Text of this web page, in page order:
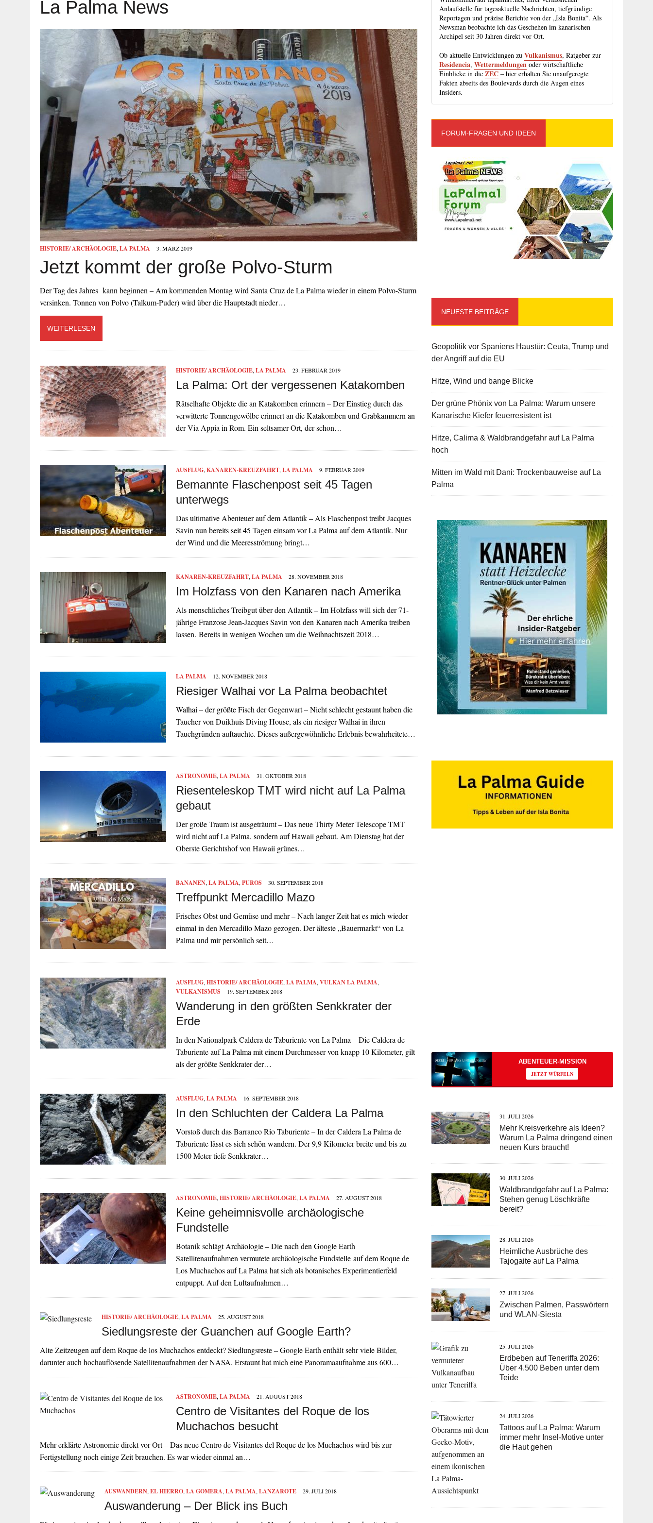
La Palma News
HISTORIE/ ARCHÄOLOGIE, LA PALMA 3. MÄRZ 2019
Jetzt kommt der große Polvo-Sturm
Der Tag des Jahres kann beginnen – Am kommenden Montag wird Santa Cruz de La Palma wieder in einem Polvo-Sturm
versinken. Tonnen von Polvo (Talkum-Puder) wird über die Hauptstadt nieder…
WEITERLESEN
HISTORIE/ ARCHÄOLOGIE, LA PALMA 23. FEBRUAR 2019
La Palma: Ort der vergessenen Katakomben
Rätselhafte Objekte die an Katakomben erinnern – Der Einstieg durch das
verwitterte Tonnengewölbe erinnert an die Katakomben und Grabkammern an
der Via Appia in Rom. Ein seltsamer Ort, der schon…
AUSFLUG, KANAREN-KREUZFAHRT, LA PALMA 9. FEBRUAR 2019
Bemannte Flaschenpost seit 45 Tagen
unterwegs
Das ultimative Abenteuer auf dem Atlantik – Als Flaschenpost treibt Jacques
Savin nun bereits seit 45 Tagen einsam vor La Palma auf dem Atlantik. Nur
der Wind und die Meeresströmung bringt…
KANAREN-KREUZFAHRT, LA PALMA 28. NOVEMBER 2018
Im Holzfass von den Kanaren nach Amerika
Als menschliches Treibgut über den Atlantik – Im Holzfass will sich der 71-
jährige Franzose Jean-Jacques Savin von den Kanaren nach Amerika treiben
lassen. Bereits in wenigen Wochen um die Weihnachtszeit 2018…
LA PALMA 12. NOVEMBER 2018
Riesiger Walhai vor La Palma beobachtet
Walhai – der größte Fisch der Gegenwart – Nicht schlecht gestaunt haben die
Taucher von Duikhuis Diving House, als ein riesiger Walhai in ihren
Tauchgründen auftauchte. Dieses außergewöhnliche Erlebnis bewahrheitete…
ASTRONOMIE, LA PALMA 31. OKTOBER 2018
Riesenteleskop TMT wird nicht auf La Palma
gebaut
Der große Traum ist ausgeträumt – Das neue Thirty Meter Telescope TMT
wird nicht auf La Palma, sondern auf Hawaii gebaut. Am Dienstag hat der
Oberste Gerichtshof von Hawaii grünes…
BANANEN, LA PALMA, PUROS 30. SEPTEMBER 2018
Treffpunkt Mercadillo Mazo
Frisches Obst und Gemüse und mehr – Nach langer Zeit hat es mich wieder
einmal in den Mercadillo Mazo gezogen. Der älteste „Bauermarkt“ von La
Palma und mir persönlich seit…
AUSFLUG, HISTORIE/ ARCHÄOLOGIE, LA PALMA, VULKAN LA PALMA,
VULKANISMUS 19. SEPTEMBER 2018
Wanderung in den größten Senkkrater der
Erde
In den Nationalpark Caldera de Taburiente von La Palma – Die Caldera de
Taburiente auf La Palma mit einem Durchmesser von knapp 10 Kilometer, gilt
als der größte Senkkrater der…
AUSFLUG, LA PALMA 16. SEPTEMBER 2018
In den Schluchten der Caldera La Palma
Vorstoß durch das Barranco Rio Taburiente – In der Caldera La Palma de
Taburiente lässt es sich schön wandern. Der 9,9 Kilometer breite und bis zu
1500 Meter tiefe Senkkrater…
ASTRONOMIE, HISTORIE/ ARCHÄOLOGIE, LA PALMA 27. AUGUST 2018
Keine geheimnisvolle archäologische
Fundstelle
Botanik schlägt Archäologie – Die nach den Google Earth
Satellitenaufnahmen vermutete archäologische Fundstelle auf dem Roque de
Los Muchachos auf La Palma hat sich als botanisches Experimentierfeld
entpuppt. Auf den Luftaufnahmen…
HISTORIE/ ARCHÄOLOGIE, LA PALMA 25. AUGUST 2018
Siedlungsreste der Guanchen auf Google Earth?
Alte Zeitzeugen auf dem Roque de los Muchachos entdeckt? Siedlungsreste – Google Earth enthält sehr viele Bilder,
darunter auch hochauflösende Satellitenaufnahmen der NASA. Erstaunt hat mich eine Panoramaaufnahme aus 600…
ASTRONOMIE, LA PALMA 21. AUGUST 2018
Centro de Visitantes del Roque de los
Muchachos besucht
Mehr erklärte Astronomie direkt vor Ort – Das neue Centro de Visitantes del Roque de los Muchachos wird bis zur
Fertigstellung noch einige Zeit brauchen. Es war wieder einmal an…
AUSWANDERN, EL HIERRO, LA GOMERA, LA PALMA, LANZAROTE 29. JULI 2018
Auswanderung – Der Blick ins Buch
Anlaufstelle für tagesaktuelle Nachrichten, tiefgründige
Reportagen und präzise Berichte von der „Isla Bonita“. Als
Newsman beobachte ich das Geschehen im kanarischen
Archipel seit 30 Jahren direkt vor Ort.
Ob aktuelle Entwicklungen zuVulkanismus, Ratgeber zur
Residencia,Wettermeldungen oder wirtschaftliche
Einblicke in dieZEC – hier erhalten Sie unaufgeregte
Fakten abseits des Boulevards durch die Augen eines
Insiders.
FORUM-FRAGEN UND IDEEN
NEUESTE BEITRÄGE
Geopolitik vor Spaniens Haustür: Ceuta, Trump und
der Angriff auf die EU
Hitze, Wind und bange Blicke
Der grüne Phönix von La Palma: Warum unsere
Kanarische Kiefer feuerresistent ist
Hitze, Calima & Waldbrandgefahr auf La Palma
hoch
Mitten im Wald mit Dani: Trockenbauweise auf La
Palma
ABENTEUER-MISSION
JETZT WÜRFELN
31. JULI 2026
Mehr Kreisverkehre als Ideen?
Warum La Palma dringend einen
neuen Kurs braucht!
30. JULI 2026
Waldbrandgefahr auf La Palma:
Stehen genug Löschkräfte
bereit?
28. JULI 2026
Heimliche Ausbrüche des
Tajogaite auf La Palma
27. JULI 2026
Zwischen Palmen, Passwörtern
und WLAN-Siesta
25. JULI 2026
Erdbeben auf Teneriffa 2026:
Über 4.500 Beben unter dem
Teide
24. JULI 2026
Tattoos auf La Palma: Warum
immer mehr Insel-Motive unter
die Haut gehen